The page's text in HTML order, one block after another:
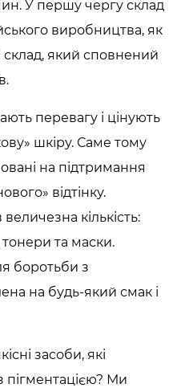
У першу чергу склад
виробництва, як
який сповнений
перевагу і цінують
шкіру. Саме тому
на підтримання
відтінку.
величезна кількість:
тонери та маски.
боротьби з
на будь-який смак і
засоби, які
пігментацією? Ми